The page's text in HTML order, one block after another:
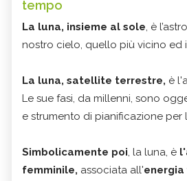
tempo
​​​La luna, insieme al sole, è
nostro cielo, quello più vicino ed
La luna, satellite terrestre, è
Le sue fasi, da millenni, sono
e strumento di pianificazione per
Simbolicamente poi, la luna, è
femminile, associata all'energia